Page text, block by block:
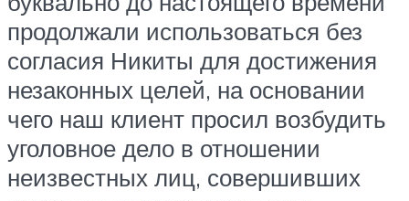
продолжали использоваться без
согласия Никиты для достижения
незаконных целей, на основании
чего наш клиент просил возбудить
уголовное дело в отношении
неизвестных лиц, совершивших